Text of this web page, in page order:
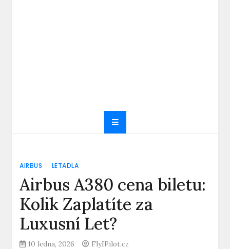
AIRBUS LETADLA
Airbus A380 cena biletu:
Kolik Zaplatíte za
Luxusní Let?
10 ledna, 2026 FlyIPilot.cz